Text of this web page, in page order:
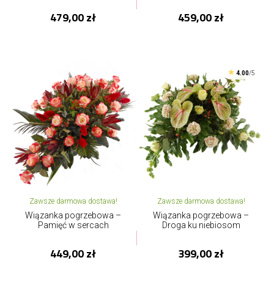
479,00 zł 459,00 zł
Zawsze darmowa dostawa!
Wiązanka pogrzebowa –
Pamięć w sercach
449,00 zł
4.00/5
Zawsze darmowa dostawa!
Wiązanka pogrzebowa –
Droga ku niebiosom
399,00 zł